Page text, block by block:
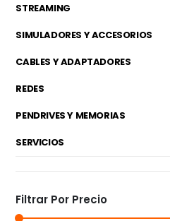
STREAMING
SIMULADORES Y ACCESORIOS
CABLES Y ADAPTADORES
REDES
PENDRIVES Y MEMORIAS
SERVICIOS
Filtrar Por Precio